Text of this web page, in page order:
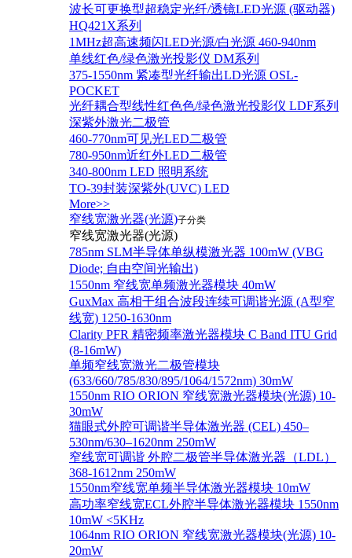
波长可更换型超稳定光纤/透镜LED光源 (驱动器)
HQ421X系列
1MHz超高速频闪LED光源/白光源 460-940nm
单线红色/绿色激光投影仪 DM系列
375-1550nm 紧凑型光纤输出LD光源 OSL-
POCKET
光纤耦合型线性红色色/绿色激光投影仪 LDF系列
深紫外激光二极管
460-770nm可见光LED二极管
780-950nm近红外LED二极管
340-800nm LED 照明系统
TO-39封装深紫外(UVC) LED
More>>
窄线宽激光器(光源)子分类
窄线宽激光器(光源)
785nm SLM半导体单纵模激光器 100mW (VBG
Diode; 自由空间光输出)
1550nm 窄线宽单频激光器模块 40mW
GuxMax 高相干组合波段连续可调谐光源 (A型窄
线宽) 1250-1630nm
Clarity PFR 精密频率激光器模块 C Band ITU Grid
(8-16mW)
单频窄线宽激光二极管模块
(633/660/785/830/895/1064/1572nm) 30mW
1550nm RIO ORION 窄线宽激光器模块(光源) 10-
30mW
猫眼式外腔可调谐半导体激光器 (CEL) 450–
530nm/630–1620nm 250mW
窄线宽可调谐 外腔二极管半导体激光器（LDL）
368-1612nm 250mW
1550nm窄线宽单频半导体激光器模块 10mW
高功率窄线宽ECL外腔半导体激光器模块 1550nm
10mW <5KHz
1064nm RIO ORION 窄线宽激光器模块(光源) 10-
20mW